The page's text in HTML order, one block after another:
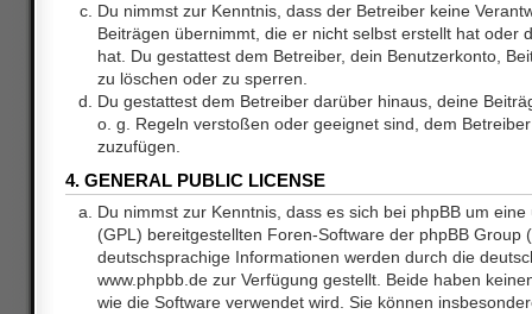
Du nimmst zur Kenntnis, dass der Betreiber keine
Beiträgen übernimmt, die er nicht selbst erstellt hat oder
hat. Du gestattest dem Betreiber, dein Benutzerkonto,
zu löschen oder zu sperren.
Du gestattest dem Betreiber darüber hinaus, deine
o. g. Regeln verstoßen oder geeignet sind, dem
zuzufügen.
4. GENERAL PUBLIC LICENSE
Du nimmst zur Kenntnis, dass es sich bei phpBB um
(GPL) bereitgestellten Foren-Software der phpBB Group
deutschsprachige Informationen werden durch die
www.phpbb.de zur Verfügung gestellt. Beide haben
wie die Software verwendet wird. Sie können